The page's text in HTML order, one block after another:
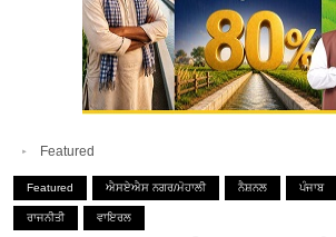
Featured
Featured ਐਸਏਐਸ ਨਗਰ/ਮੋਹਾਲੀ ਨੈਸ਼ਨਲ ਪੰਜਾਬ
ਰਾਜਨੀਤੀ ਵਾਇਰਲ